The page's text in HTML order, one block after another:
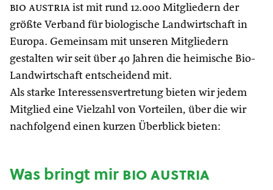
bio austria ist mit rund 12.000 Mitgliedern der
größte Verband für biologische Landwirtschaft in
Europa. Gemeinsam mit unseren Mitgliedern
gestalten wir seit über 40 Jahren die heimische Bio-
Landwirtschaft entscheidend mit.
Als starke Interessensvertretung bieten wir jedem
Mitglied eine Vielzahl von Vorteilen, über die wir
nachfolgend einen kurzen Überblick bieten:
Was bringt mirbio austria